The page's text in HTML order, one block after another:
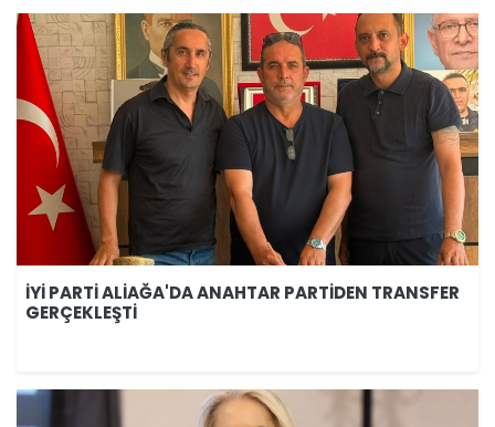
İYİ PARTİ ALİAĞA'DA ANAHTAR PARTİDEN TRANSFER
GERÇEKLEŞTİ